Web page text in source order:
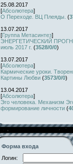
25.08.2017
[Абсолютера]
О Переходе. ВЦ Плеяды. (
13.07.2017
[Группа Метасинтез]
ЭНЕРГЕТИЧЕСКИЙ
июль 2017 г. (3528/0/0)
13.07.2017
[Абсолютера]
Кармические уроки.
Картины Любви (3573/0/0)
13.04.2017
[Абсолютера]
Эго человека. Механизм
формирование личности (
Форма входа
Логин: